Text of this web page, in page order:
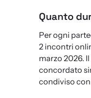
Quanto
Per ogni
2 incontri
marzo 2026.
concordato
condiviso